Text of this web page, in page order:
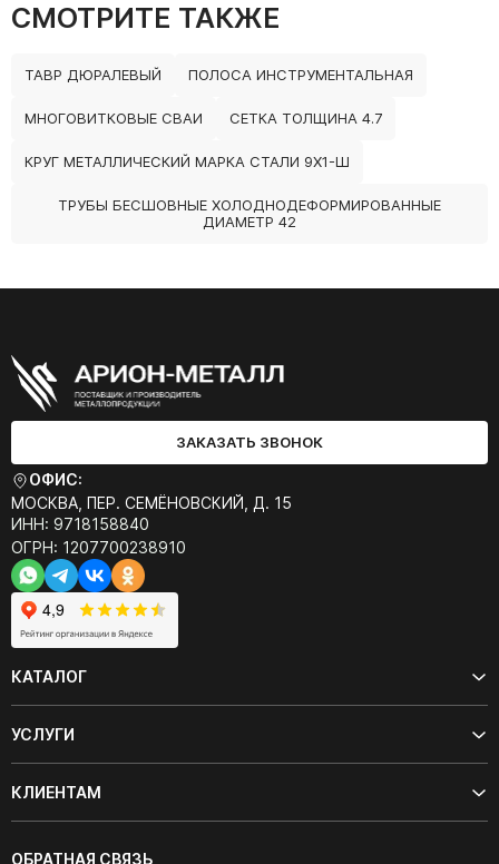
СМОТРИТЕ ТАКЖЕ
ТАВР ДЮРАЛЕВЫЙ ПОЛОСА ИНСТРУМЕНТАЛЬНАЯ
МНОГОВИТКОВЫЕ СВАИ СЕТКА ТОЛЩИНА 4.7
КРУГ МЕТАЛЛИЧЕСКИЙ МАРКА СТАЛИ 9Х1-Ш
ТРУБЫ БЕСШОВНЫЕ ХОЛОДНОДЕФОРМИРОВАННЫЕ
ДИАМЕТР 42
ЗАКАЗАТЬ ЗВОНОК
ОФИС:
МОСКВА, ПЕР. СЕМЁНОВСКИЙ, Д. 15
ИНН: 9718158840
ОГРН: 1207700238910
КАТАЛОГ
УСЛУГИ
КЛИЕНТАМ
ОБРАТНАЯ СВЯЗЬ